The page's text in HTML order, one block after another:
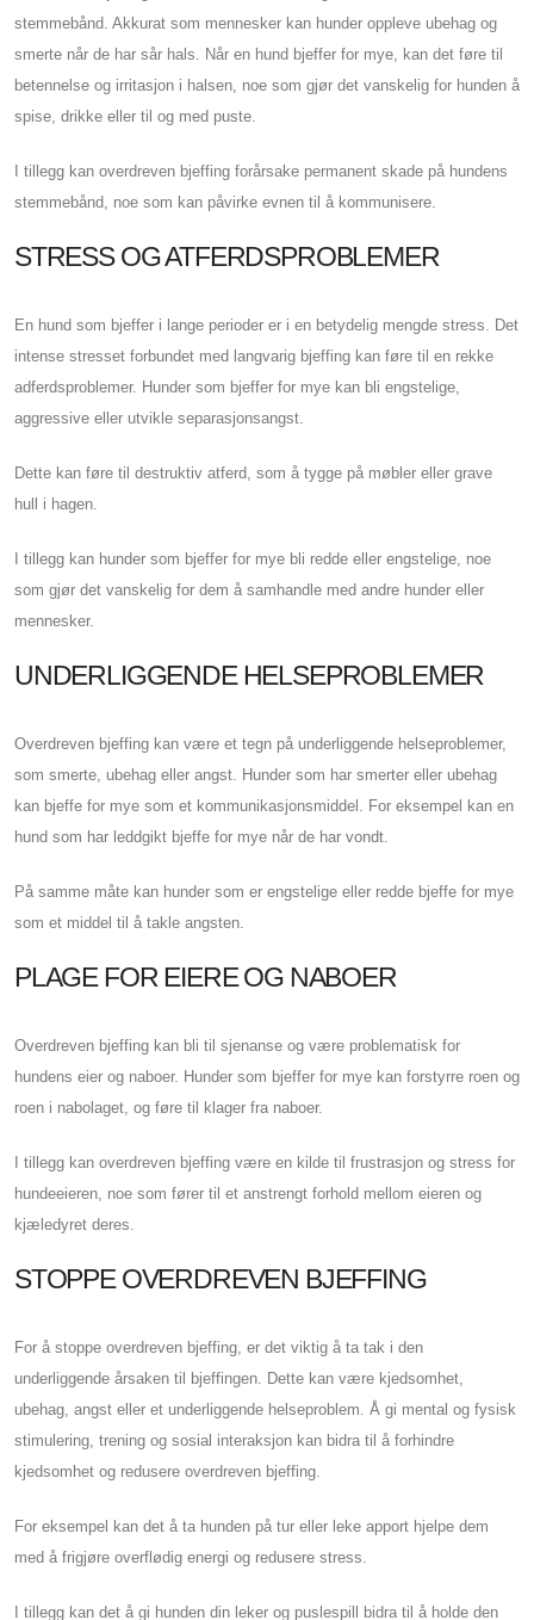
stemmebånd. Akkurat som mennesker kan hunder oppleve ubehag og
smerte når de har sår hals. Når en hund bjeffer for mye, kan det føre til
betennelse og irritasjon i halsen, noe som gjør det vanskelig for hunden å
spise, drikke eller til og med puste.
I tillegg kan overdreven bjeffing forårsake permanent skade på hundens
stemmebånd, noe som kan påvirke evnen til å kommunisere.
STRESS OG ATFERDSPROBLEMER
En hund som bjeffer i lange perioder er i en betydelig mengde stress. Det
intense stresset forbundet med langvarig bjeffing kan føre til en rekke
adferdsproblemer. Hunder som bjeffer for mye kan bli engstelige,
aggressive eller utvikle separasjonsangst.
Dette kan føre til destruktiv atferd, som å tygge på møbler eller grave
hull i hagen.
I tillegg kan hunder som bjeffer for mye bli redde eller engstelige, noe
som gjør det vanskelig for dem å samhandle med andre hunder eller
mennesker.
UNDERLIGGENDE HELSEPROBLEMER
Overdreven bjeffing kan være et tegn på underliggende helseproblemer,
som smerte, ubehag eller angst. Hunder som har smerter eller ubehag
kan bjeffe for mye som et kommunikasjonsmiddel. For eksempel kan en
hund som har leddgikt bjeffe for mye når de har vondt.
På samme måte kan hunder som er engstelige eller redde bjeffe for mye
som et middel til å takle angsten.
PLAGE FOR EIERE OG NABOER
Overdreven bjeffing kan bli til sjenanse og være problematisk for
hundens eier og naboer. Hunder som bjeffer for mye kan forstyrre roen og
roen i nabolaget, og føre til klager fra naboer.
I tillegg kan overdreven bjeffing være en kilde til frustrasjon og stress for
hundeeieren, noe som fører til et anstrengt forhold mellom eieren og
kjæledyret deres.
STOPPE OVERDREVEN BJEFFING
For å stoppe overdreven bjeffing, er det viktig å ta tak i den
underliggende årsaken til bjeffingen. Dette kan være kjedsomhet,
ubehag, angst eller et underliggende helseproblem. Å gi mental og fysisk
stimulering, trening og sosial interaksjon kan bidra til å forhindre
kjedsomhet og redusere overdreven bjeffing.
For eksempel kan det å ta hunden på tur eller leke apport hjelpe dem
med å frigjøre overflødig energi og redusere stress.
I tillegg kan det å gi hunden din leker og puslespill bidra til å holde den